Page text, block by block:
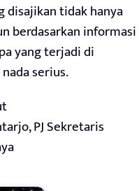
disajikan tidak hanya
berdasarkan informasi
yang terjadi di
serius.
PJ Sekretaris